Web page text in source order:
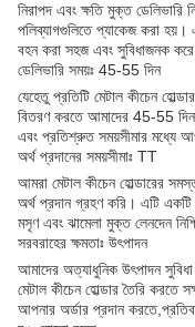
নিরাপদ এবং ক্ষতি মুক্ত ডেলিভারি
পলিব্যাগগুলিতে প্যাকেজ করা হয়।
বহন করা সহজ এবং সুবিধাজনক
ডেলিভারি সময়ঃ 45-55 দিন
যেহেতু প্রতিটি মেটাল কীচেন
বিতরণ করতে আমাদের 45-55
এবং প্রতিশ্রুত সময়সীমার মধ্যে
অর্থ প্রদানের সময়সীমাঃ TT
আমরা মেটাল কীচেন হোল্ডারের
অর্থ প্রদান গ্রহণ করি। এটি
মসৃণ এবং ঝামেলা মুক্ত লেনদেন
সরবরাহের ক্ষমতাঃ উৎপাদন
আমাদের অত্যাধুনিক উৎপাদন
মেটাল কীচেন হোল্ডার তৈরি
আপনার অর্ডার প্রদান